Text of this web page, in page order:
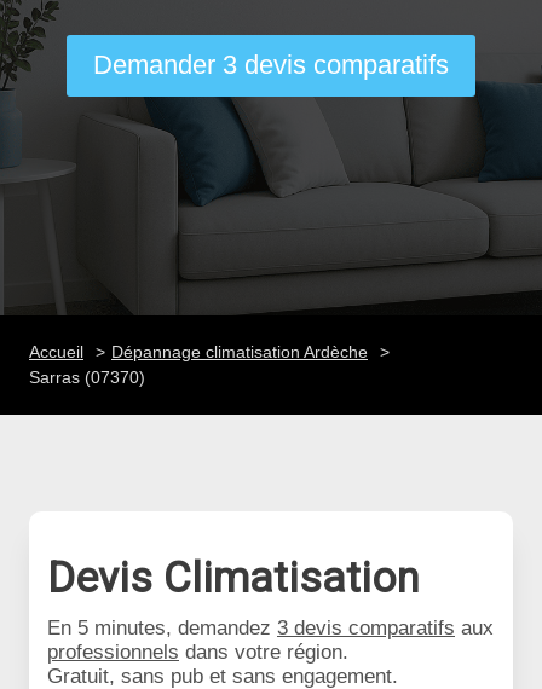
Demander 3 devis comparatifs
Accueil
Dépannage climatisation Ardèche
Sarras (07370)
Devis Climatisation
En 5 minutes, demandez 3 devis comparatifs aux
professionnels dans votre région.
Gratuit, sans pub et sans engagement.